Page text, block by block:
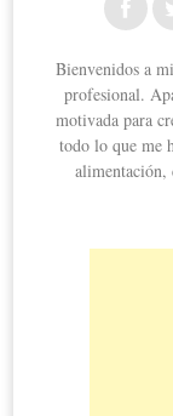
Bienvenidos a
profesional.
motivada para
todo lo que me
alimentación,